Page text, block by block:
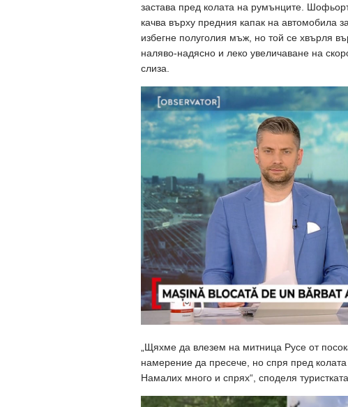
застава пред колата на румънците.
качва върху предния капак на автомобила
избегне полуголия мъж, но той се хвърля
наляво-надясно и леко увеличаване на
слиза.
„Щяхме да влезем на митница Русе от
намерение да пресече, но спря пред
Намалих много и спрях“, споделя